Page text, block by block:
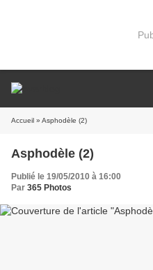
Accueil » Asphodèle (2)
Asphodèle (2)
Publié le 19/05/2010 à 16:00
Par 365 Photos